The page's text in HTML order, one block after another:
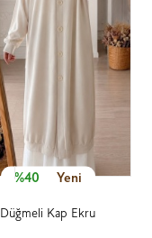
%40 Yeni
Düğmeli Kap Ekru